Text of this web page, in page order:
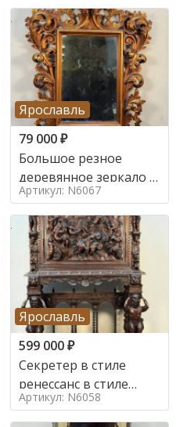
Ярославль
79 000₽
Большое резное
деревянное зеркало с
золочением в стиле
Артикул: N6067
Ярославль
599 000₽
Секретер в стиле
ренессанс в стиле
ренессанс, 19 век
Артикул: N6058